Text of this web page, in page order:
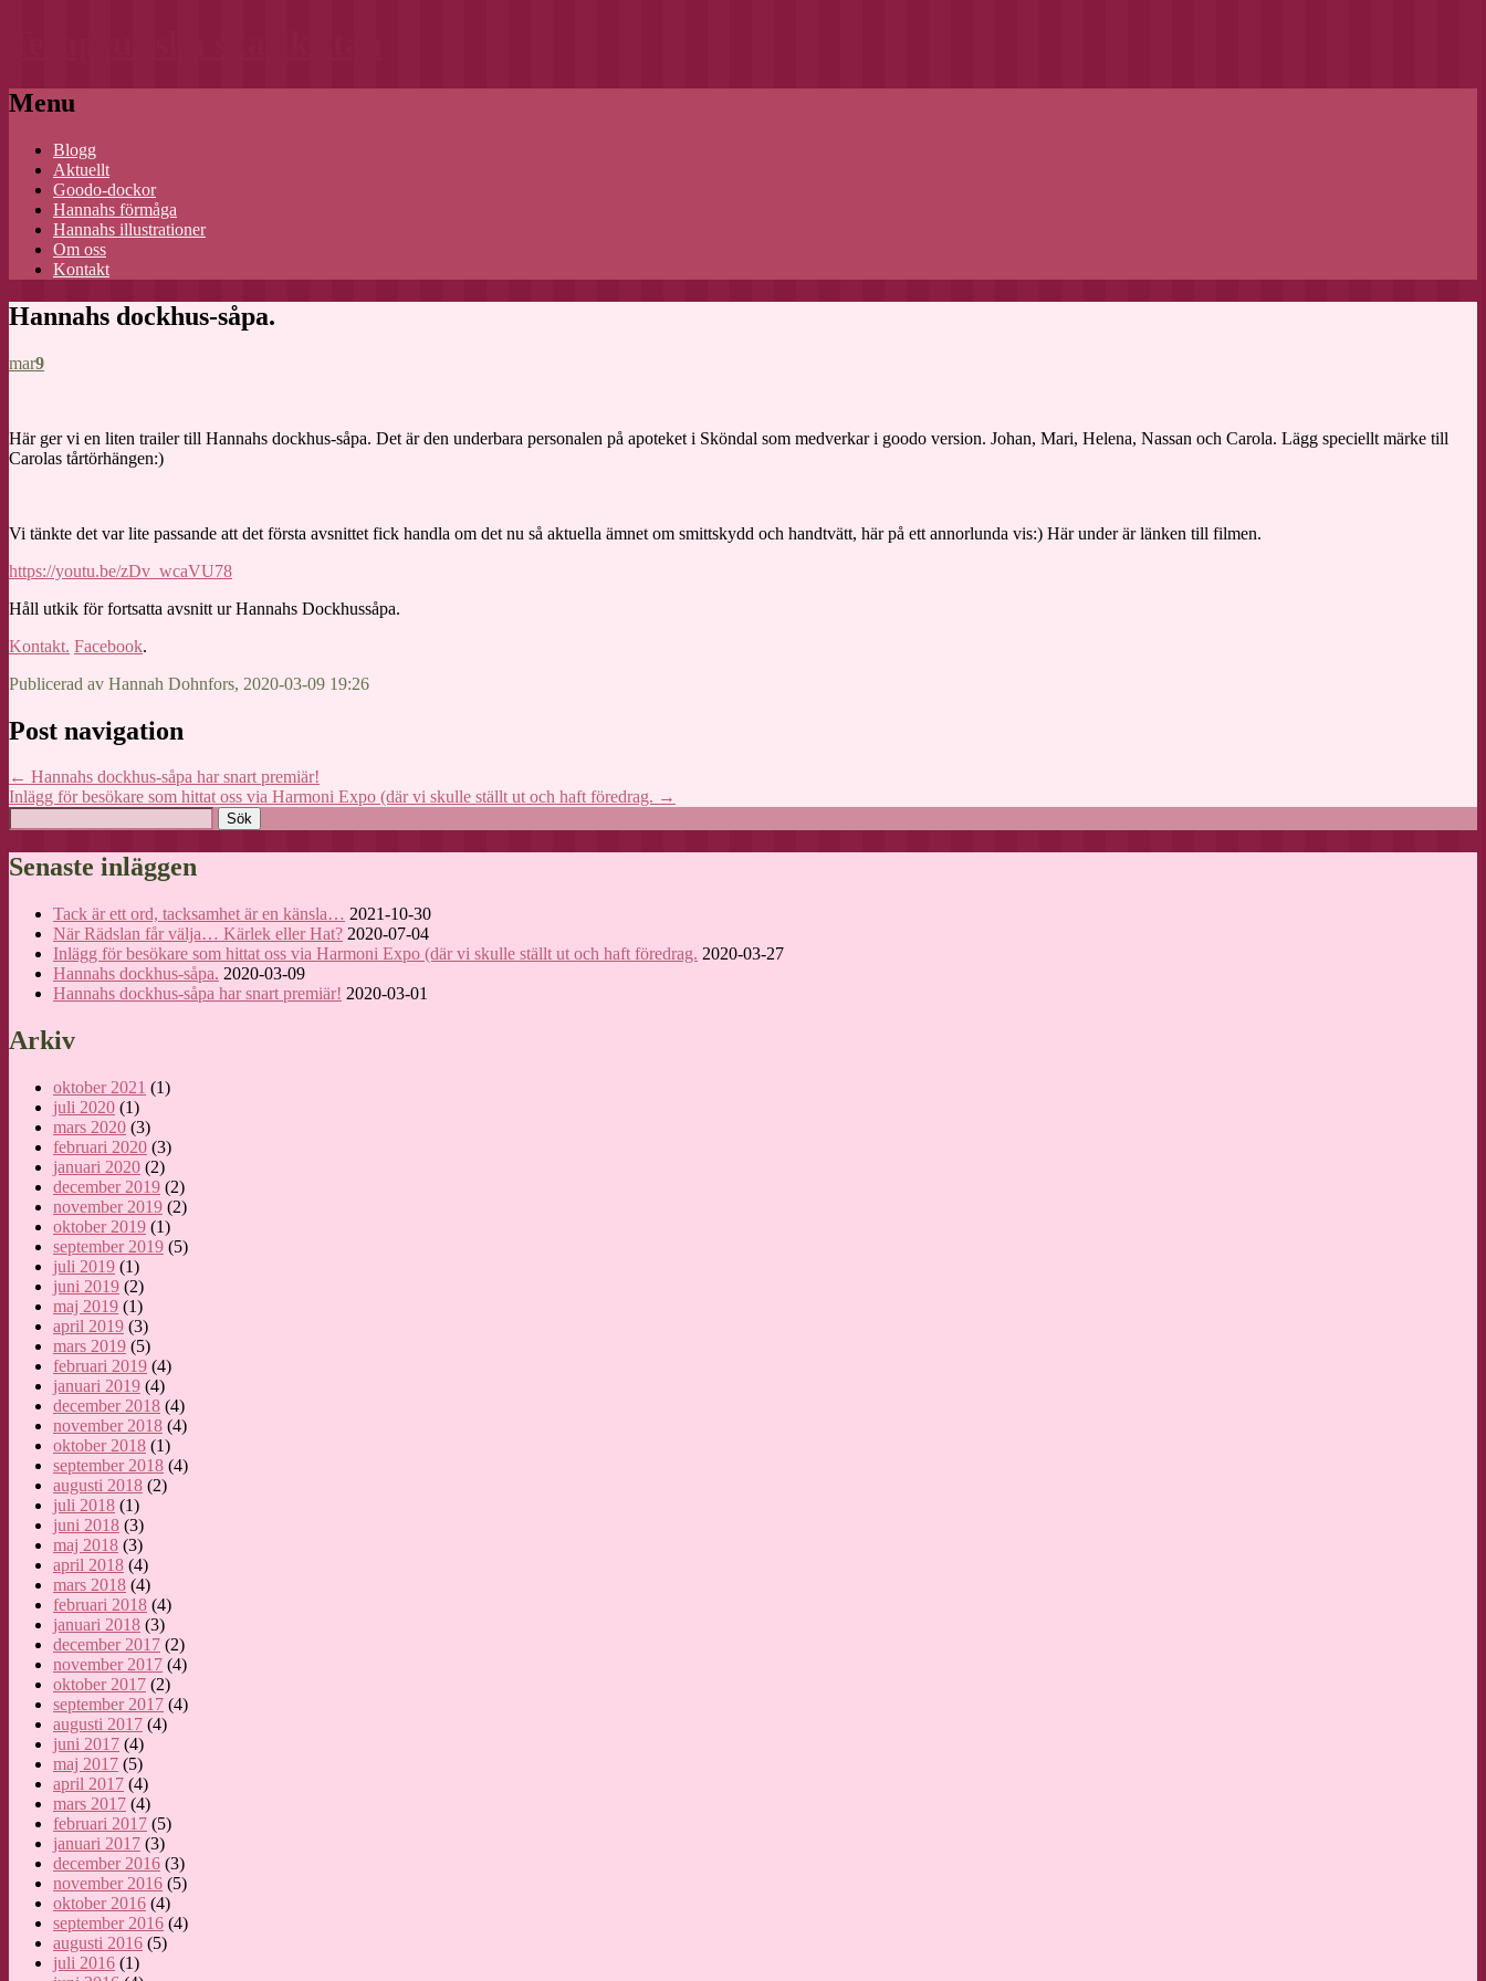
Menu
Skip
content
Blogg
Aktuellt
Goodo-dockor
Hannahs förmåga
Hannahs illustrationer
Om oss
Kontakt
Hannahs dockhus-såpa.
mar9
Här ger vi en liten trailer till Hannahs dockhus-såpa. Det är den underbara personalen på apoteket i Sköndal som medverkar i goodo version. Johan, Mari, Helena, Nassan och Carola. Lägg speciellt märke till
Carolas tårtörhängen:)
Vi tänkte det var lite passande att det första avsnittet fick handla om det nu så aktuella ämnet om smittskydd och handtvätt, här på ett annorlunda vis:) Här under är länken till filmen.
https://youtu.be/zDv_wcaVU78
Håll utkik för fortsatta avsnitt ur Hannahs Dockhussåpa.
Kontakt. Facebook.
Publicerad av Hannah Dohnfors, 2020-03-09 19:26
Post navigation
← Hannahs dockhus-såpa har snart premiär!
Inlägg för besökare som hittat oss via Harmoni Expo (där vi skulle ställt ut och haft föredrag. →
Sök
efter:
Senaste inläggen
Tack är ett ord, tacksamhet är en känsla… 2021-10-30
När Rädslan får välja… Kärlek eller Hat? 2020-07-04
Inlägg för besökare som hittat oss via Harmoni Expo (där vi skulle ställt ut och haft föredrag. 2020-03-27
Hannahs dockhus-såpa. 2020-03-09
Hannahs dockhus-såpa har snart premiär! 2020-03-01
Arkiv
oktober 2021 (1)
juli 2020 (1)
mars 2020 (3)
februari 2020 (3)
januari 2020 (2)
december 2019 (2)
november 2019 (2)
oktober 2019 (1)
september 2019 (5)
juli 2019 (1)
juni 2019 (2)
maj 2019 (1)
april 2019 (3)
mars 2019 (5)
februari 2019 (4)
januari 2019 (4)
december 2018 (4)
november 2018 (4)
oktober 2018 (1)
september 2018 (4)
augusti 2018 (2)
juli 2018 (1)
juni 2018 (3)
maj 2018 (3)
april 2018 (4)
mars 2018 (4)
februari 2018 (4)
januari 2018 (3)
december 2017 (2)
november 2017 (4)
oktober 2017 (2)
september 2017 (4)
augusti 2017 (4)
juni 2017 (4)
maj 2017 (5)
april 2017 (4)
mars 2017 (4)
februari 2017 (5)
januari 2017 (3)
december 2016 (3)
november 2016 (5)
oktober 2016 (4)
september 2016 (4)
augusti 2016 (5)
juli 2016 (1)